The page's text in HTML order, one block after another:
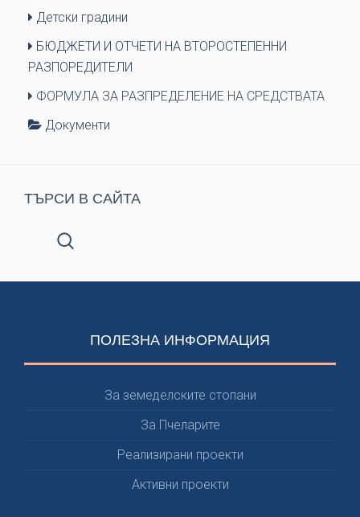
Детски градини
БЮДЖЕТИ И ОТЧЕТИ НА ВТОРОСТЕПЕННИ
РАЗПОРЕДИТЕЛИ
ФОРМУЛА ЗА РАЗПРЕДЕЛЕНИЕ НА СРЕДСТВАТА
Документи
ТЪРСИ В САЙТА
ПОЛЕЗНА ИНФОРМАЦИЯ
За земеделските стопани
За Пчеларите
Реализирани проекти
Активни проекти